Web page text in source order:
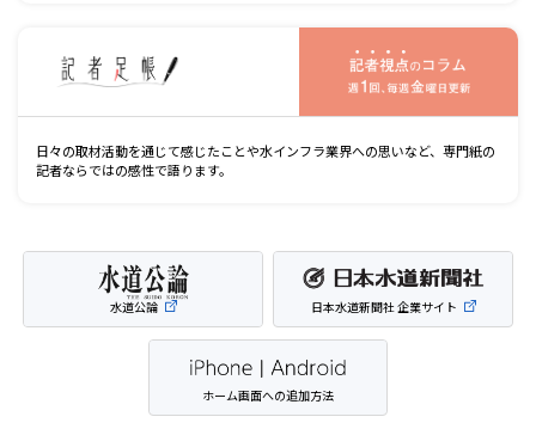
日々の取材活動を通じて感じたことや水インフラ業界への思いなど、専門紙の
記者ならではの感性で語ります。
水道公論 日本水道新聞社 企業サイト
ホーム画面への追加方法